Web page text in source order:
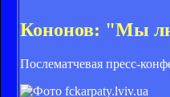
Кононов: "Мы
Послематчевая пресс-